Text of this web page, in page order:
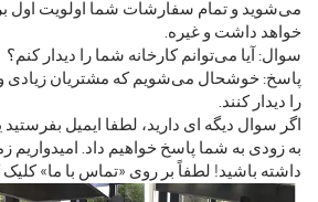
می‌شوید و تمام سفارشات شما اولویت اول
خواهد داشت و غیره.
سوال: آیا می‌توانم کارخانه شما را دیدار کنم؟
پاسخ: خوشحال می‌شویم که مشتریان زیادی
را دیدار کنند.
اگر سوال دیگه ای دارید، لطفا ایمیل بفرستید یا
به زودی به شما پاسخ خواهیم داد. امیدواریم
داشته باشید! لطفاً بر روی «تماس با ما» کلیک